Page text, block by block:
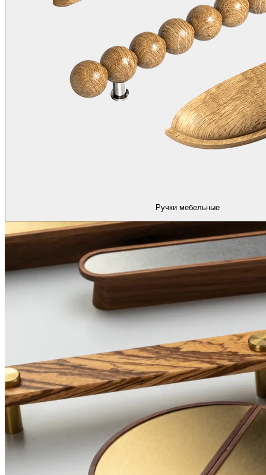
Ручки мебельные